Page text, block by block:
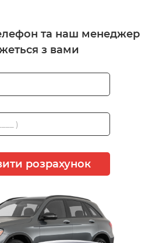
та наш менеджер
з вами
розрахунок